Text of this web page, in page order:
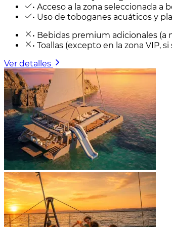
• Acceso a la zona seleccionada a
• Uso de toboganes acuáticos y
• Bebidas premium adicionales
• Toallas (excepto en la zona VIP,
Ver detalles